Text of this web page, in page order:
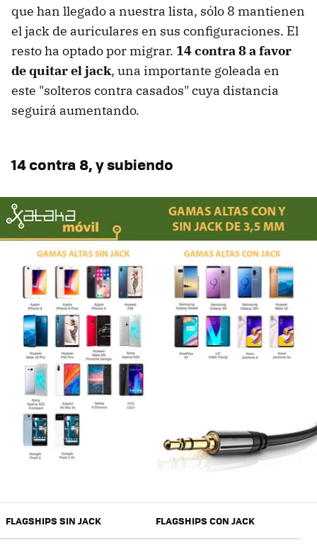
que han llegado a nuestra lista, sólo 8 mantienen
el jack de auriculares en sus configuraciones. El
resto ha optado por migrar. 14 contra 8 a favor
de quitar el jack, una importante goleada en
este "solteros contra casados" cuya distancia
seguirá aumentando.
14 contra 8, y subiendo
FLAGSHIPS SIN JACK FLAGSHIPS CON JACK